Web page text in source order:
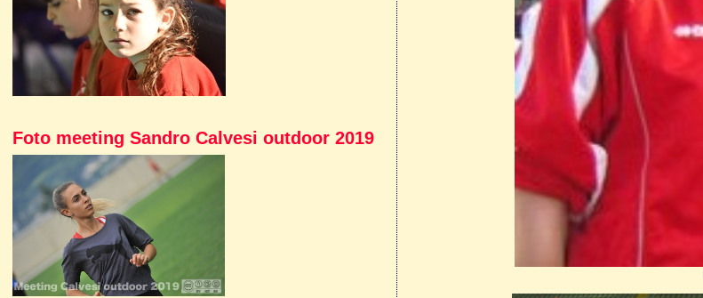
Foto meeting Sandro Calvesi outdoor 2019